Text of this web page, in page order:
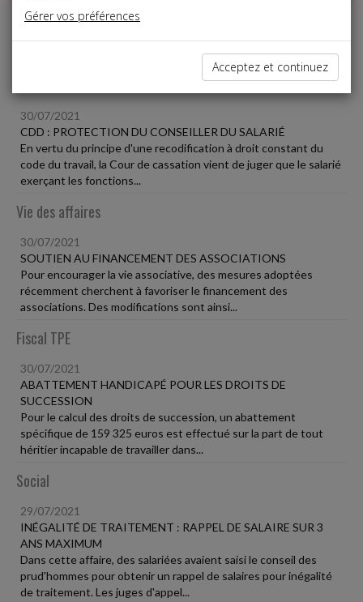
Liste des dernières dépêches
30/07/2021
CDD : PROTECTION DU CONSEILLER DU SALARIÉ
En vertu du principe d'une recodification à droit constant du
code du travail, la Cour de cassation vient de juger que le salarié
exerçant les fonctions...
Vie des affaires
30/07/2021
SOUTIEN AU FINANCEMENT DES ASSOCIATIONS
Pour encourager la vie associative, des mesures adoptées
récemment cherchent à favoriser le financement des
associations. Des modifications sont ainsi...
Fiscal TPE
30/07/2021
ABATTEMENT HANDICAPÉ POUR LES DROITS DE
SUCCESSION
Pour le calcul des droits de succession, un abattement
spécifique de 159 325 euros est effectué sur la part de tout
héritier incapable de travailler dans...
Social
29/07/2021
INÉGALITÉ DE TRAITEMENT : RAPPEL DE SALAIRE SUR 3
ANS MAXIMUM
Dans cette affaire, des salariées avaient saisi le conseil des
prud'hommes pour obtenir un rappel de salaires pour inégalité
de traitement. Les juges d'appel...
Gérer vos préférences
Acceptez et continuez